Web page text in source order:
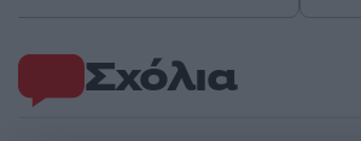
Σχόλια